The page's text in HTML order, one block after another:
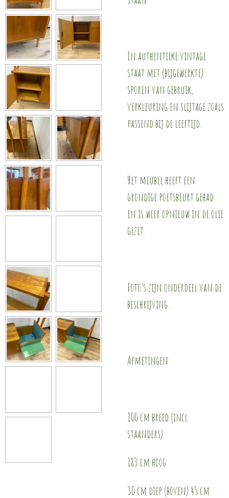
In authentieke vintage
staat met (bijgewerkte)
sporen van gebruik,
verkleuring en slijtage zoals
passend bij de leeftijd.
Het meubel heeft een
grondige poetsbeurt gehad
en is weer opnieuw in de olie
gezet.
Foto’s zijn onderdeel van de
beschrijving.
Afmetingen:
100 cm breed (incl
staanders)
183 cm hoog
30 cm diep (boven) 45 cm